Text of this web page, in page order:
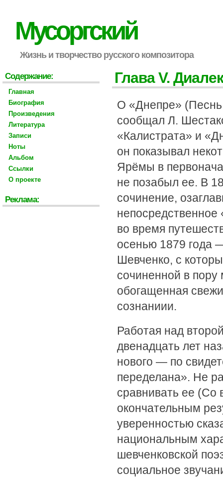
Мусоргский
Жизнь и творчество русского композитора
Глава V.
О «Днепре» (Песнь
сообщал Л.
«Калистрата» и
он показывал
Ярёмы в
не позабыл ее. В
сочинение,
во время
осенью 1879 года
Шевченко, с
сочиненной в
обогащенная
сознаниии.
Работая над
двенадцать лет
нового — по
переделана». Не
сравнивать ее (Со
окончательным
уверенностью
национальным
шевченковской
социальное
Содержание:
Главная
Биография
Произведения
Литература
Записи
Ноты
Альбом
Ссылки
О проекте
Реклама: